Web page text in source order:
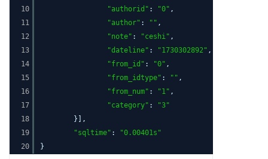
10
11
12
13
14
15
16
17
18
19
20
"authorid" : "0" ,
"author" : "" ,
"note" : "ceshi" ,
"dateline" : "1730302892" ,
"from_id" : "0" ,
"from_idtype" : "" ,
"from_num" : "1" ,
"category" :
"3"
}],
"sqltime" :
"0.00401s"
}